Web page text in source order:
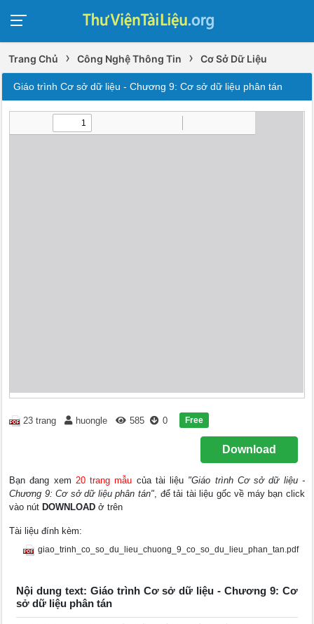
Trang Chủ › Công Nghệ Thông Tin › Cơ Sở Dữ Liệu
Giáo trình Cơ sở dữ liệu - Chương 9: Cơ sở dữ liệu phân tán
23 trang huongle 585 0 Free
Download
Bạn đang xem 20 trang mẫu của tài liệu "Giáo trình Cơ sở dữ liệu -
Chương 9: Cơ sở dữ liệu phân tán", để tải tài liệu gốc về máy bạn click
vào nút DOWNLOAD ở trên
Tài liệu đính kèm:
giao_trinh_co_so_du_lieu_chuong_9_co_so_du_lieu_phan_tan.pdf
Nội dung text: Giáo trình Cơ sở dữ liệu - Chương 9: Cơ
sở dữ liệu phân tán